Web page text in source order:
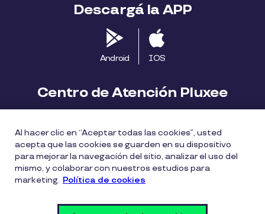
Descargá la APP
Android IOS
Centro de Atención Pluxee
consumidores.uy@pluxeegroup.com
Centro de reclamos
Política de Cookies Políticas de privacidad
Al hacer clic en “Aceptar todas las cookies”, usted
acepta que las cookies se guarden en su dispositivo
para mejorar la navegación del sitio, analizar el uso del
mismo, y colaborar con nuestros estudios para
marketing. Política de cookies